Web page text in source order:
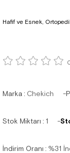
Hafif ve Esnek,
Marka : Chekich
Stok Miktarı : 1
İndirim Oranı : %31